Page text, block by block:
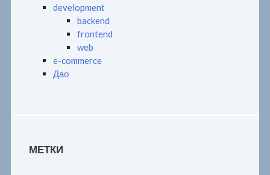
development
backend
frontend
web
e-commerce
Дао
МЕТКИ